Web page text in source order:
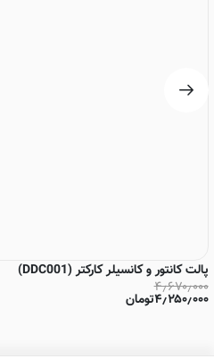
پالت کانتور و کانسیلر کارکتر (DDC001)
۴٫۶۷۰٫۰۰۰
۴٫۲۵۰٫۰۰۰تومان